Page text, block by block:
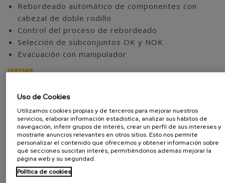
Rebordeado automático de componentes con
cabezal de doble rodillo
Control del proceso de rebordeado
Selección de subconjuntos OK y NOK
Evacuación con manipulador
VENTAJAS
de rótulas
Automatización completa de todos los procesos
salvo la carga manual de las cunas
Optimización del proceso de montaje,
minimizando tiempos de ciclo y aumentando la
productividad
Certificación CE de la máquina
Uso de Cookies
Utilizamos cookies propias y de terceros para mejorar nuestros
servicios, elaborar información estadística, analizar sus hábitos de
navegación, inferir grupos de interés, crear un perfil de sus intereses y
mostrarle anuncios relevantes en otros sitios. Esto nos permite
personalizar el contenido que ofrecemos y obtener información sobre
qué secciones suscitan interés, permitiéndonos además mejorar la
página web y su seguridad.
Política de cookies